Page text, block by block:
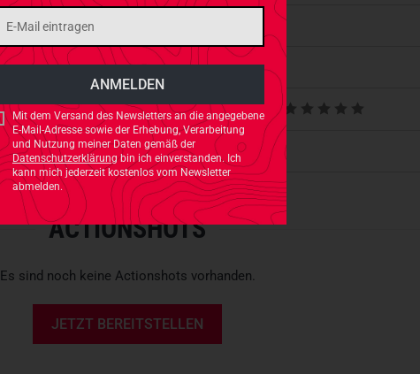
Mit dem Versand des Newsletters an die angegebene
E-Mail-Adresse sowie der Erhebung, Verarbeitung
und Nutzung meiner Daten gemäß der
Datenschutzerklärungbin ich einverstanden. Ich
kann mich jederzeit kostenlos vom Newsletter
abmelden.
Taktischer Diffuser Grün
Passend für Elyter ML 2 Gen III.
Erhöhte Sichtbarkeit auf mehr als 500 Meter
Ideal bei Low Light Einsätzen
Passt dazu
Produktbewertungen
Produktsicherheit
ACTIONSHOTS
Es sind noch keine Actionshots vorhanden.
JETZT BEREITSTELLEN